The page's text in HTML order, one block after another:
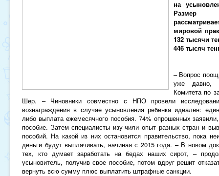
на
Размер
мировой
132 тысячи
446 тысяч
– Вопрос
уже давно,
Комитета по
Шер. – Чиновники совместно с НПО провели
вознаграждения в случае усыновления ребенка идеален:
либо выплата ежемесячного пособия. 74% опрошенных
пособие. Затем специалисты изу-чили опыт разных стран и
пособий. На какой из них остановится правительство, пока
деньги будут выплачивать, начиная с 2015 года. – В новом
тех, кто думает заработать на бедах наших сирот, –
усыновитель, получив свое пособие, потом вдруг решит
вернуть всю сумму плюс выплатить штрафные санкции.